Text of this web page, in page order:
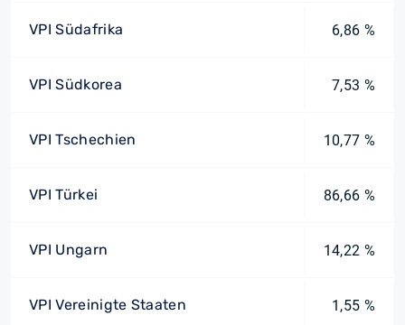
VPI Südafrika 6,86 %
VPI Südkorea 7,53 %
VPI Tschechien 10,77 %
VPI Türkei 86,66 %
VPI Ungarn 14,22 %
VPI Vereinigte Staaten 1,55 %